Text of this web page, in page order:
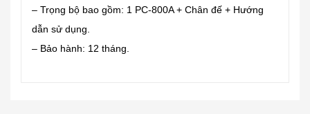
– Trọng bộ bao gồm: 1 PC-800A + Chân đế + Hướng
dẫn sử dụng.
– Bảo hành: 12 tháng.